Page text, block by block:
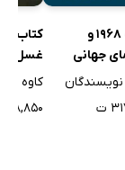
کتاب 1968 و
جهانی
ت
کتاب از
غسل
۱۸,۸۵۰ ت